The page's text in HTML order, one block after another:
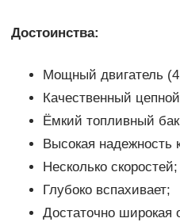
Достоинства:
Мощный двигатель
Качественный
Ёмкий топливный
Высокая надежность
Несколько скоростей;
Глубоко вспахивает;
Достаточно широкая